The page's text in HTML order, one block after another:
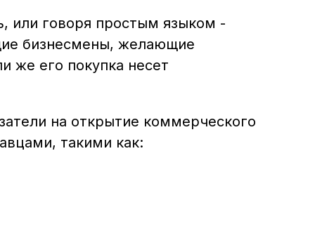
или говоря простым языком -
бизнесмены, желающие
же его покупка несет
на открытие коммерческого
такими как: